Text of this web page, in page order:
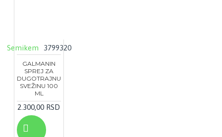
Semikem 3799320
GALMANIN
SPREJ ZA
DUGOTRAJNU
SVEŽINU 100
ML
2.300,00 RSD